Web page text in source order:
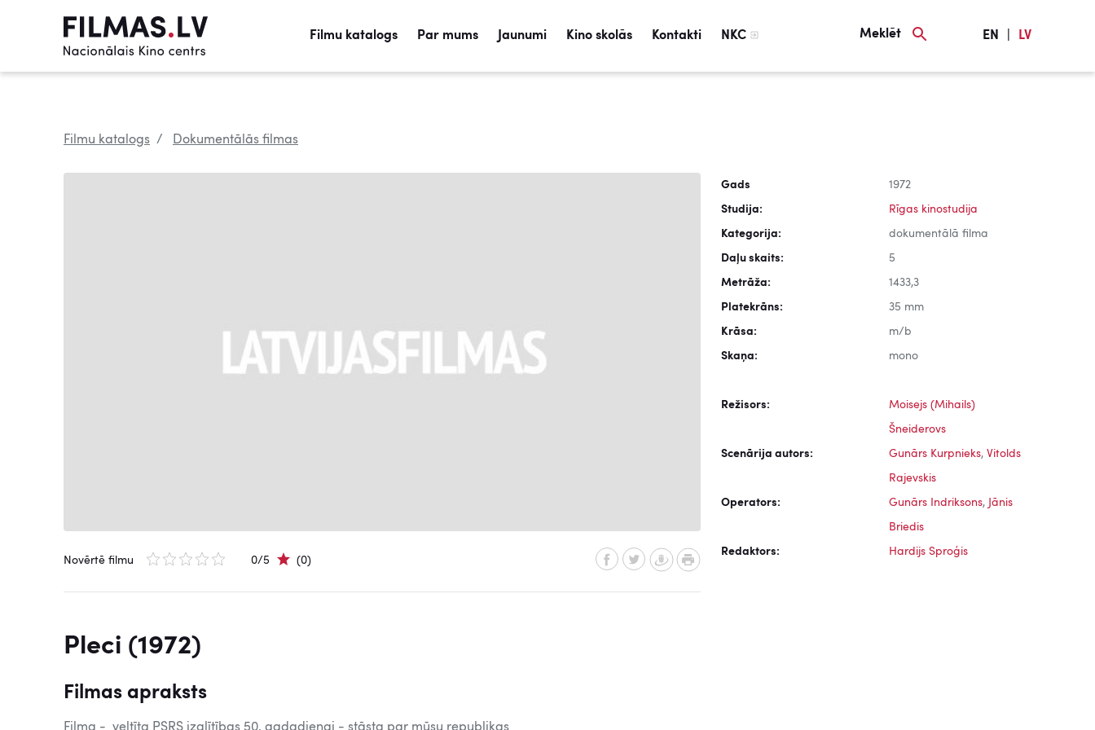
Filmu katalogs Par mums Jaunumi Kino skolās Kontakti NKC Meklēt EN LV
Filmu katalogs Dokumentālās filmas
Novērtē filmu 0/5 (0)
Pleci (1972)
Filmas apraksts
Gads 1972
Studija: Rīgas kinostudija
Kategorija: dokumentālā filma
Daļu skaits: 5
Metrāža: 1433,3
Platekrāns: 35 mm
Krāsa: m/b
Skaņa: mono
Režisors: Moisejs (Mihails)
Šneiderovs
Scenārija autors: Gunārs Kurpnieks, Vitolds
Rajevskis
Operators: Gunārs Indriksons, Jānis
Briedis
Redaktors: Hardijs Sproģis